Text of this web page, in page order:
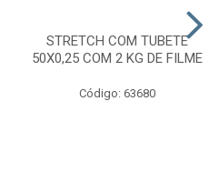
STRETCH COM TUBETE
50X0,25 COM 2 KG DE FILME
Código: 63680